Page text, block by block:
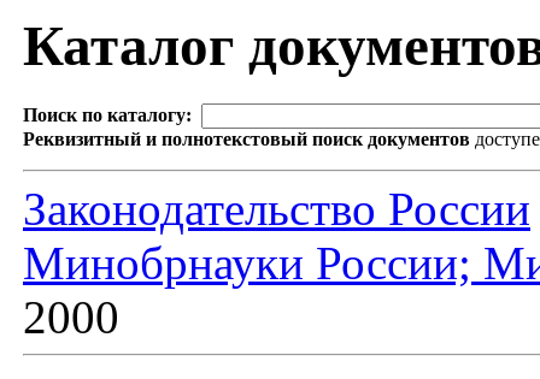
Каталог
Поиск по каталогу:
Реквизитный и полнотекстовый поиск документов
Законодательство России
Минобрнауки России;
2000